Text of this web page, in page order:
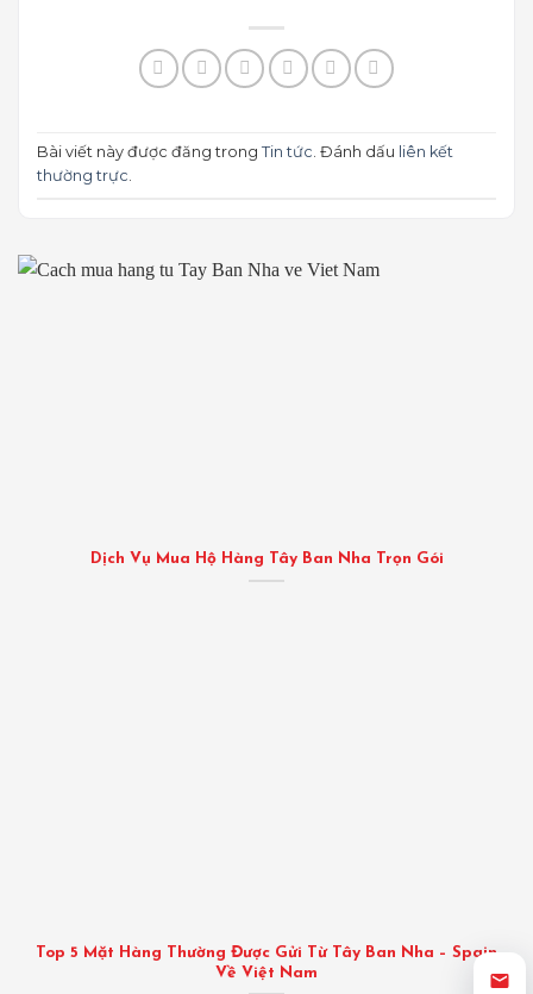
Bài viết này được đăng trong Tin tức. Đánh dấu liên kết
thường trực.
Dịch Vụ Mua Hộ Hàng Tây Ban Nha Trọn Gói
Top 5 Mặt Hàng Thường Được Gửi Từ Tây Ban Nha – Spain
Về Việt Nam